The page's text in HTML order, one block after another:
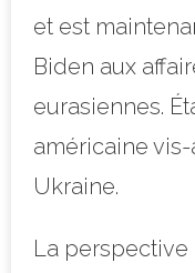
et est
Biden aux
eurasiennes.
américaine
Ukraine.
La